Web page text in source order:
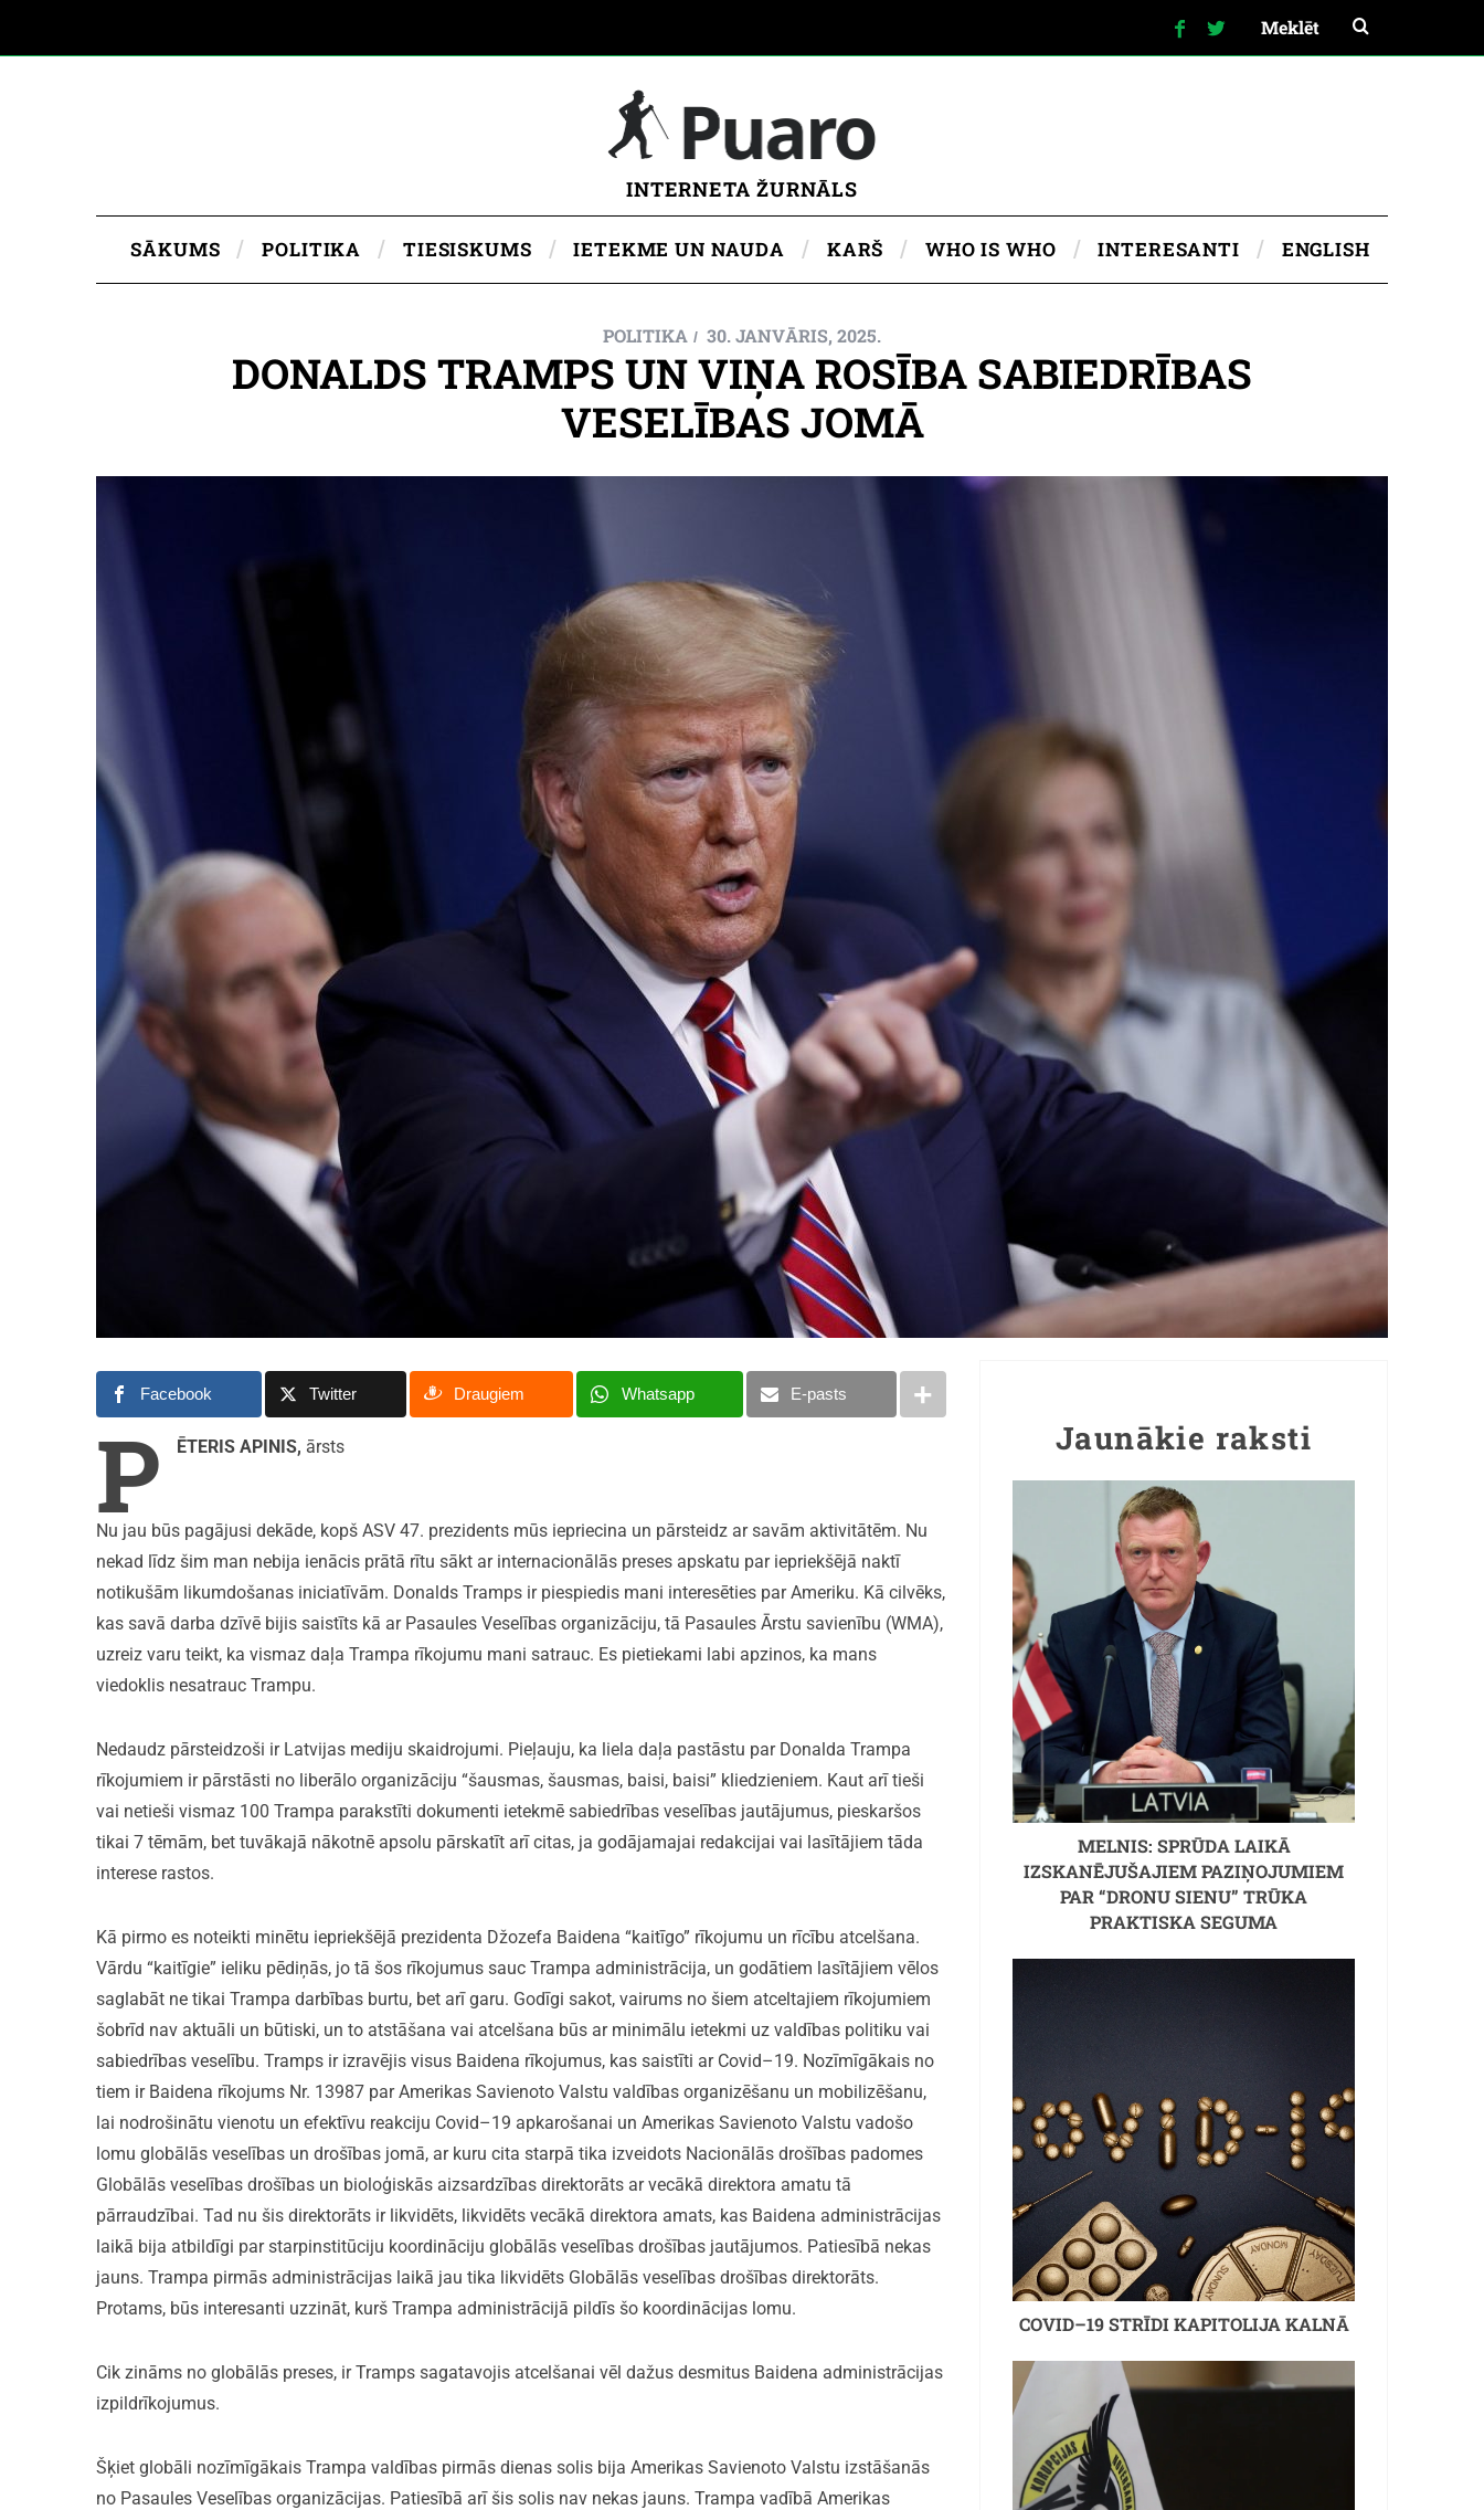
INTERNETA ŽURNĀLS
SĀKUMS POLITIKA TIESISKUMS IETEKME UN NAUDA KARŠ WHO IS WHO INTERESANTI ENGLISH
POLITIKA 30. JANVĀRIS, 2025.
DONALDS TRAMPS UN VIŅA ROSĪBA SABIEDRĪBAS
VESELĪBAS JOMĀ
Facebook Twitter Draugiem Whatsapp E-pasts
P ĒTERIS APINIS, ārsts
Nu jau būs pagājusi dekāde, kopš ASV 47. prezidents mūs iepriecina un pārsteidz ar savām aktivitātēm. Nu
nekad līdz šim man nebija ienācis prātā rītu sākt ar internacionālās preses apskatu par iepriekšējā naktī
notikušām likumdošanas iniciatīvām. Donalds Tramps ir piespiedis mani interesēties par Ameriku. Kā cilvēks,
kas savā darba dzīvē bijis saistīts kā ar Pasaules Veselības organizāciju, tā Pasaules Ārstu savienību (WMA),
uzreiz varu teikt, ka vismaz daļa Trampa rīkojumu mani satrauc. Es pietiekami labi apzinos, ka mans
viedoklis nesatrauc Trampu.
Nedaudz pārsteidzoši ir Latvijas mediju skaidrojumi. Pieļauju, ka liela daļa pastāstu par Donalda Trampa
rīkojumiem ir pārstāsti no liberālo organizāciju “šausmas, šausmas, baisi, baisi” kliedzieniem. Kaut arī tieši
vai netieši vismaz 100 Trampa parakstīti dokumenti ietekmē sabiedrības veselības jautājumus, pieskaršos
tikai 7 tēmām, bet tuvākajā nākotnē apsolu pārskatīt arī citas, ja godājamajai redakcijai vai lasītājiem tāda
interese rastos.
Kā pirmo es noteikti minētu iepriekšējā prezidenta Džozefa Baidena “kaitīgo” rīkojumu un rīcību atcelšana.
Vārdu “kaitīgie” ieliku pēdiņās, jo tā šos rīkojumus sauc Trampa administrācija, un godātiem lasītājiem vēlos
saglabāt ne tikai Trampa darbības burtu, bet arī garu. Godīgi sakot, vairums no šiem atceltajiem rīkojumiem
šobrīd nav aktuāli un būtiski, un to atstāšana vai atcelšana būs ar minimālu ietekmi uz valdības politiku vai
sabiedrības veselību. Tramps ir izravējis visus Baidena rīkojumus, kas saistīti ar Covid–19. Nozīmīgākais no
tiem ir Baidena rīkojums Nr. 13987 par Amerikas Savienoto Valstu valdības organizēšanu un mobilizēšanu,
lai nodrošinātu vienotu un efektīvu reakciju Covid–19 apkarošanai un Amerikas Savienoto Valstu vadošo
lomu globālās veselības un drošības jomā, ar kuru cita starpā tika izveidots Nacionālās drošības padomes
Globālās veselības drošības un bioloģiskās aizsardzības direktorāts ar vecākā direktora amatu tā
pārraudzībai. Tad nu šis direktorāts ir likvidēts, likvidēts vecākā direktora amats, kas Baidena administrācijas
laikā bija atbildīgi par starpinstitūciju koordināciju globālās veselības drošības jautājumos. Patiesībā nekas
jauns. Trampa pirmās administrācijas laikā jau tika likvidēts Globālās veselības drošības direktorāts.
Protams, būs interesanti uzzināt, kurš Trampa administrācijā pildīs šo koordinācijas lomu.
Cik zināms no globālās preses, ir Tramps sagatavojis atcelšanai vēl dažus desmitus Baidena administrācijas
izpildrīkojumus.
Šķiet globāli nozīmīgākais Trampa valdības pirmās dienas solis bija Amerikas Savienoto Valstu izstāšanās
no Pasaules Veselības organizācijas. Patiesībā arī šis solis nav nekas jauns. Trampa vadībā Amerikas
Jaunākie raksti
MELNIS: SPRŪDA LAIKĀ
IZSKANĒJUŠAJIEM PAZIŅOJUMIEM
PAR “DRONU SIENU” TRŪKA
PRAKTISKA SEGUMA
COVID–19 STRĪDI KAPITOLIJA KALNĀ